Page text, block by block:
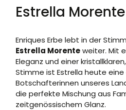
Estrella Morente
Enriques Erbe lebt in der
Estrella Morenteweiter. Mit
Eleganz und einer
Stimme ist Estrella heute
Botschafterinnen unseres
die perfekte Mischung aus
zeitgenössischem Glanz.